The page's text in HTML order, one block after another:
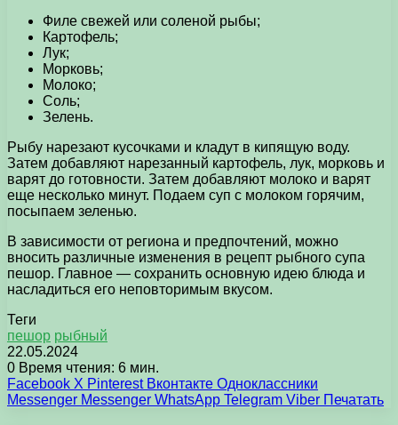
Филе свежей или соленой рыбы;
Картофель;
Лук;
Морковь;
Молоко;
Соль;
Зелень.
Рыбу нарезают кусочками и кладут в кипящую воду.
Затем добавляют нарезанный картофель, лук, морковь и
варят до готовности. Затем добавляют молоко и варят
еще несколько минут. Подаем суп с молоком горячим,
посыпаем зеленью.
В зависимости от региона и предпочтений, можно
вносить различные изменения в рецепт рыбного супа
пешор. Главное — сохранить основную идею блюда и
насладиться его неповторимым вкусом.
Теги
пешор рыбный
22.05.2024
0 Время чтения: 6 мин.
Facebook X Pinterest Вконтакте Одноклассники
Messenger Messenger WhatsApp Telegram Viber Печатать